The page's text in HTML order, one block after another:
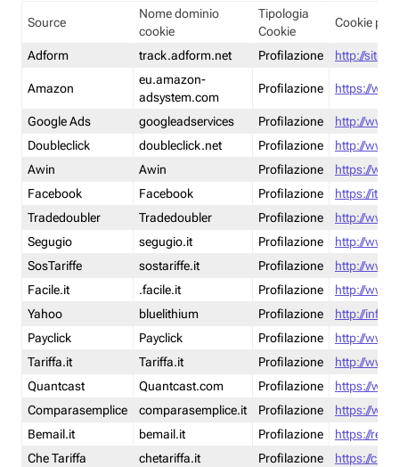
Source
Nome dominio
cookie
Tipologia
Cookie
Cookie
Adform track.adform.net Profilazione http://
Amazon
eu.amazon-
adsystem.com
Profilazione https://
Google Ads googleadservices Profilazione
http://
Doubleclick
doubleclick.net Profilazione
http://
Awin
Awin Profilazione
https://
Facebook
Facebook Profilazione
https://it-
Tradedoubler
Tradedoubler Profilazione
http://
Segugio
segugio.it Profilazione
http://
SosTariffe
sostariffe.it Profilazione
http://
Facile.it
.facile.it Profilazione
http://
Yahoo
bluelithium Profilazione
http://
Payclick
Payclick Profilazione
http://
Tariffa.it
Tariffa.it Profilazione
http://
Quantcast
Quantcast.com Profilazione
https://
Comparasemplice
comparasemplice.it Profilazione
https://
Bemail.it
bemail.it Profilazione
https://
Che Tariffa
chetariffa.it Profilazione
https://